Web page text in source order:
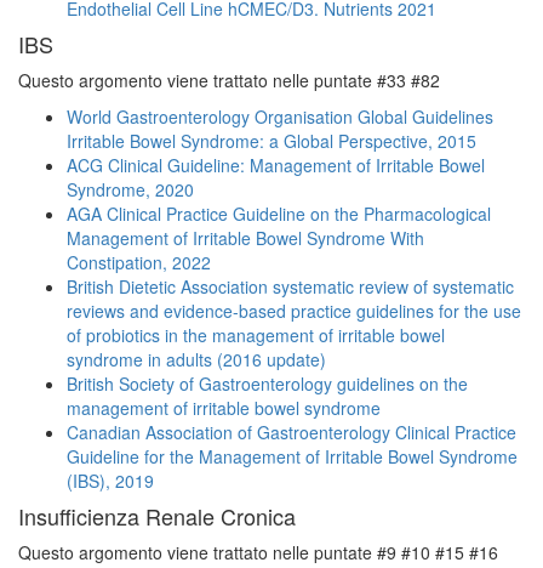
Endothelial Cell Line hCMEC/D3. Nutrients 2021
IBS
Questo argomento viene trattato nelle puntate #33 #82
World Gastroenterology Organisation Global Guidelines
Irritable Bowel Syndrome: a Global Perspective, 2015
ACG Clinical Guideline: Management of Irritable Bowel
Syndrome, 2020
AGA Clinical Practice Guideline on the Pharmacological
Management of Irritable Bowel Syndrome With
Constipation, 2022
British Dietetic Association systematic review of systematic
reviews and evidence-based practice guidelines for the use
of probiotics in the management of irritable bowel
syndrome in adults (2016 update)
British Society of Gastroenterology guidelines on the
management of irritable bowel syndrome
Canadian Association of Gastroenterology Clinical Practice
Guideline for the Management of Irritable Bowel Syndrome
(IBS), 2019
Insufficienza Renale Cronica
Questo argomento viene trattato nelle puntate #9 #10 #15 #16